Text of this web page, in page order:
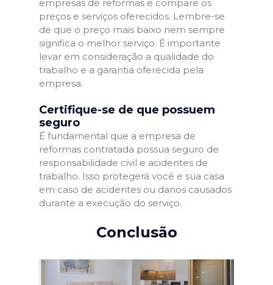
empresas de reformas e compare os
preços e serviços oferecidos. Lembre-se
de que o preço mais baixo nem sempre
significa o melhor serviço. É importante
levar em consideração a qualidade do
trabalho e a garantia oferecida pela
empresa.
Certifique-se de que possuem
seguro
É fundamental que a empresa de
reformas contratada possua seguro de
responsabilidade civil e acidentes de
trabalho. Isso protegerá você e sua casa
em caso de acidentes ou danos causados
durante a execução do serviço.
Conclusão